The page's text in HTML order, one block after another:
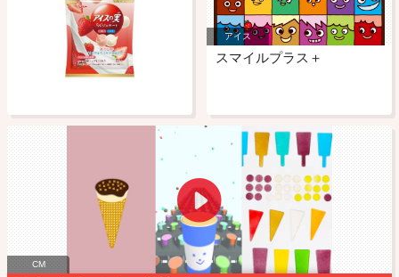
アイス
スマイルプラス＋
CM